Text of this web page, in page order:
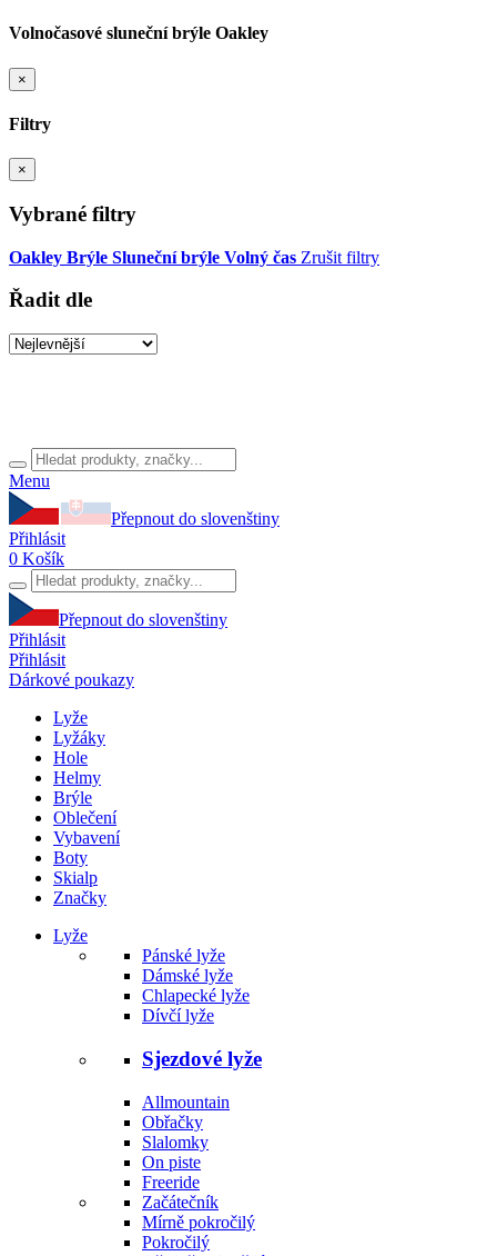
Volnočasové sluneční brýle Oakley
×
Filtry
×
Vybrané filtry
Oakley Brýle Sluneční brýle Volný čas Zrušit filtry
Řadit dle
Menu
Přepnout do slovenštiny
Přihlásit
0 Košík
Přepnout do slovenštiny
Přihlásit
Přihlásit
Dárkové poukazy
Lyže
Lyžáky
Hole
Helmy
Brýle
Oblečení
Vybavení
Boty
Skialp
Značky
Lyže
Pánské lyže
Dámské lyže
Chlapecké lyže
Dívčí lyže
Sjezdové lyže
Allmountain
Obřačky
Slalomky
On piste
Freeride
Začátečník
Mírně pokročilý
Pokročilý